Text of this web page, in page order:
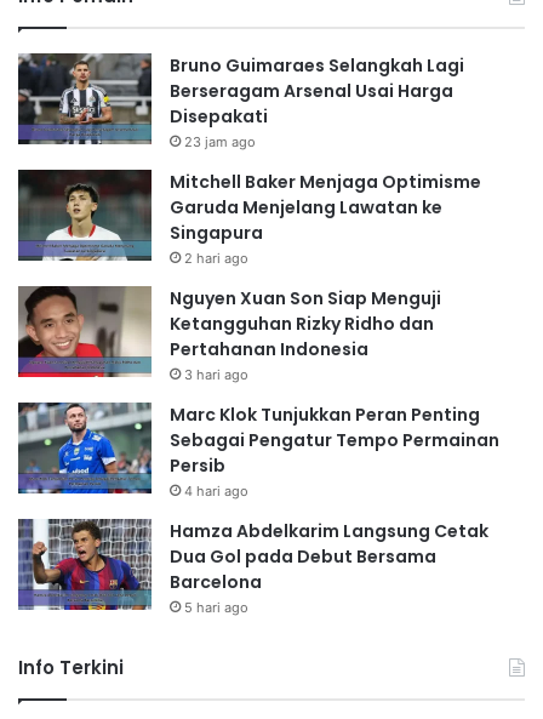
Bruno Guimaraes Selangkah Lagi
Berseragam Arsenal Usai Harga
Disepakati
23 jam ago
Mitchell Baker Menjaga Optimisme
Garuda Menjelang Lawatan ke
Singapura
2 hari ago
Nguyen Xuan Son Siap Menguji
Ketangguhan Rizky Ridho dan
Pertahanan Indonesia
3 hari ago
Marc Klok Tunjukkan Peran Penting
Sebagai Pengatur Tempo Permainan
Persib
4 hari ago
Hamza Abdelkarim Langsung Cetak
Dua Gol pada Debut Bersama
Barcelona
5 hari ago
Info Terkini